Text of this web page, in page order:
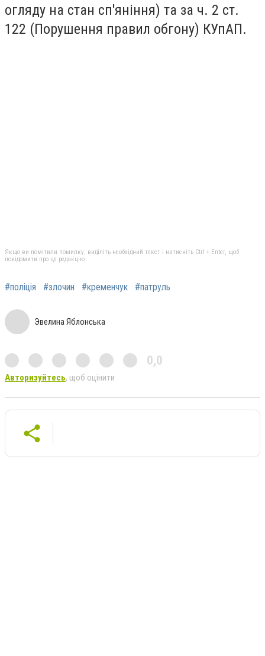
огляду на стан сп'яніння) та за ч. 2 ст.
122 (Порушення правил обгону) КУпАП.
Якщо ви помітили помилку, виділіть необхідний текст і натисніть Ctrl + Enter, щоб
повідомити про це редакцію
#поліція #злочин #кременчук #патруль
Эвелина Яблонська
0,0
Авторизуйтесь, щоб оцінити